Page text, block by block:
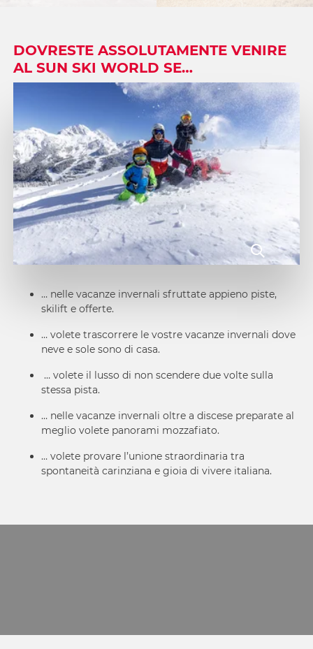
DOVRESTE ASSOLUTAMENTE VENIRE
AL SUN SKI WORLD SE…
… nelle vacanze invernali sfruttate appieno piste,
skilift e offerte.
… volete trascorrere le vostre vacanze invernali dove
neve e sole sono di casa.
… volete il lusso di non scendere due volte sulla
stessa pista.
… nelle vacanze invernali oltre a discese preparate al
meglio volete panorami mozzafiato.
… volete provare l’unione straordinaria tra
spontaneità carinziana e gioia di vivere italiana.